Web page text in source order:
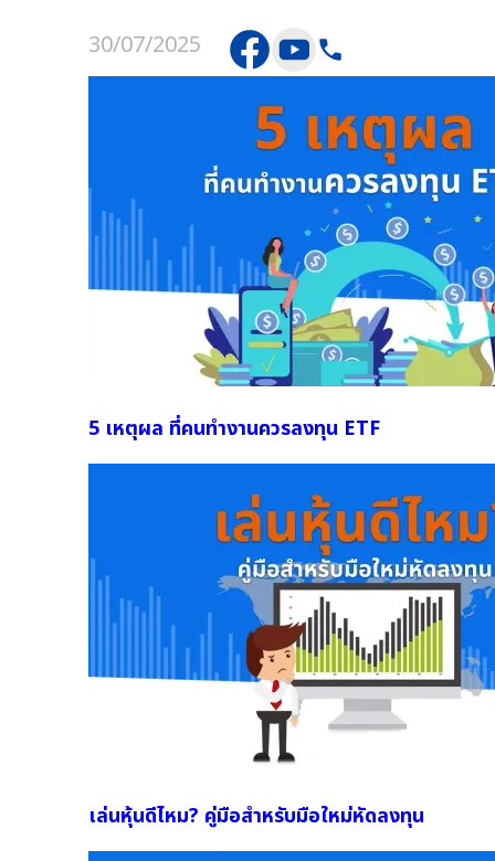
30/07/2025
5 เหตุผล ที่คนทำงานควรลงทุน ETF
เล่นหุ้นดีไหม? คู่มือสำหรับมือใหม่หัดลงทุน